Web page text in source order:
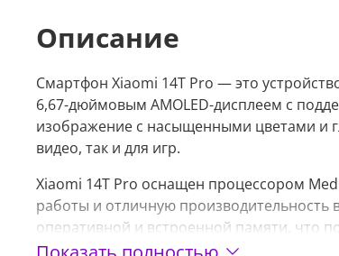
Описание
Смартфон Xiaomi 14T Pro — это
6,67-дюймовым AMOLED-дисплеем с
изображение с насыщенными цветами и
видео, так и для игр.
Xiaomi 14T Pro оснащен процессором
работы и отличную
оперативной и встроенной памяти, что
ущерба для производительности.